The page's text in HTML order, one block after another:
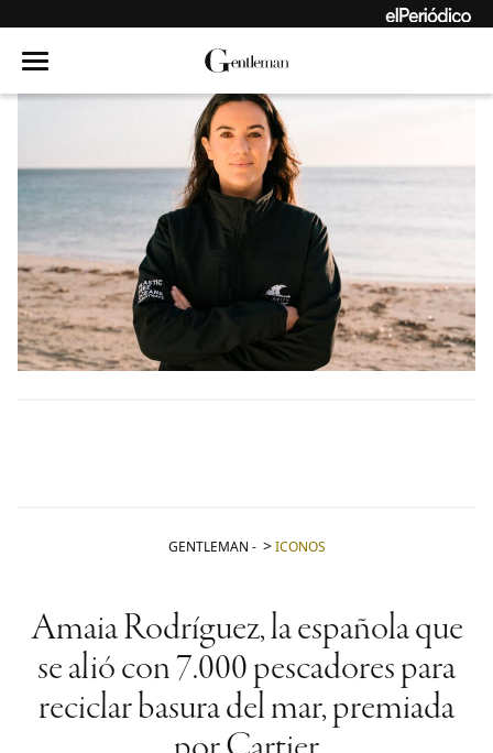
GENTLEMAN - ICONOS
Amaia Rodríguez, la española que
se alió con 7.000 pescadores para
reciclar basura del mar, premiada